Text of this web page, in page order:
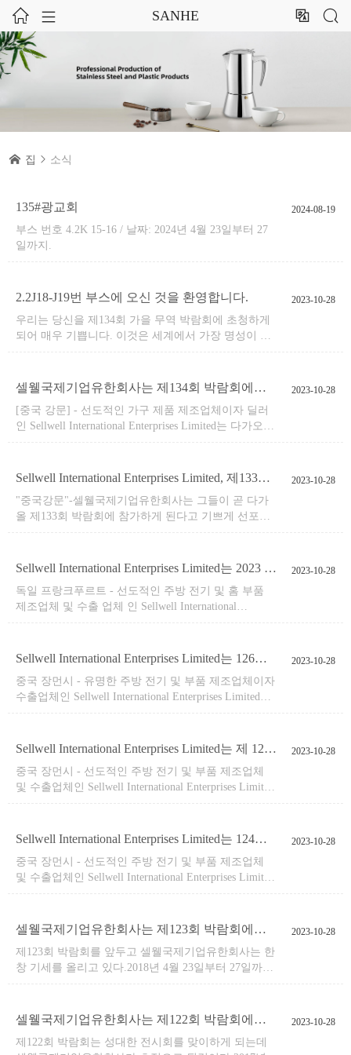
  SANHE  
 집  소식
2024-08-19
135#광교회
부스 번호 4.2K 15-16 / 날짜: 2024년 4월 23일부터 27
일까지.
2023-10-28
2.2J18-J19번 부스에 오신 것을 환영합니다.
우리는 당신을 제134회 가을 무역 박람회에 초청하게
되어 매우 기쁩니다. 이것은 세계에서 가장 명성이 자
회를 모색하고 업계의 최신 트렌드를 발견하는 비범한
2023-10-28
셀웰국제기업유한회사는 제134회 박람회에서 다양한 제품군을 전시하게 된다
​[중국 강문] - 선도적인 가구 제품 제조업체이자 딜러
인 Sellwell International Enterprises Limited는 다가오는
일까지 광저우의 중국수출입교역회 종합청사에서 열
2023-10-28
Sellwell International Enterprises Limited, 제133회 박람회에서 최신 제품 선보여
​"중국강문"-셀웰국제기업유한회사는 그들이 곧 다가
올 제133회 박람회에 참가하게 된다고 기쁘게 선포했
예정이다.
2023-10-28
Sellwell International Enterprises Limited는 2023 년 프랑크푸르트 Ambiente 박람회에서 주방 및 홈 제품의 최신 혁신을 선보일 예정입니다.
​독일 프랑크푸르트 - 선도적인 주방 전기 및 홈 부품
제조업체 및 수출 업체 인 Sellwell International
2023년 2월 3일부터 7일까지 프랑크푸르트 전시센터
부스 번호는 11.1F21B입니다.
2023-10-28
Sellwell International Enterprises Limited는 126회 박람회에서 혁신적인 주방 제품을 선보일 예정입니다.
​중국 장먼시 - 유명한 주방 전기 및 부품 제조업체이자
수출업체인 Sellwell International Enterprises Limited가
광주의 중국수출입상품교역회 종합청사에서 개최되는
될것이다.
2023-10-28
Sellwell International Enterprises Limited는 제 125 회 박람회에서 혁신적인 주방 제품을 선보일 예정입니다.
​중국 장먼시 - 선도적인 주방 전기 및 부품 제조업체
및 수출업체인 Sellwell International Enterprises Limited
광주의 중국수출입상품교역회 종합청사에서 열린다.
2023-10-28
Sellwell International Enterprises Limited는 124회 박람회에서 혁신적인 주방 제품을 선보일 예정입니다.
​중국 장먼시 - 선도적인 주방 전기 및 부품 제조업체
및 수출업체인 Sellwell International Enterprises Limited
광저우의 중국수출입상품교역회 종합청사에서 열린
2023-10-28
셀웰국제기업유한회사는 제123회 박람회에서 이채를 띠려고 한다
​제123회 박람회를 앞두고 셀웰국제기업유한회사는 한
창 기세를 올리고 있다.2018년 4월 23일부터 27일까지
2023-10-28
셀웰국제기업유한회사는 제122회 박람회에서 이채를 띠게 된다
​제122회 박람회는 성대한 전시회를 맞이하게 되는데